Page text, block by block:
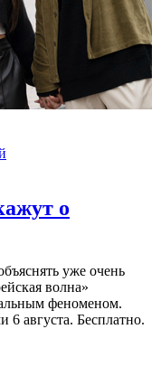
о
уже очень
волна»
феноменом.
августа. Бесплатно.